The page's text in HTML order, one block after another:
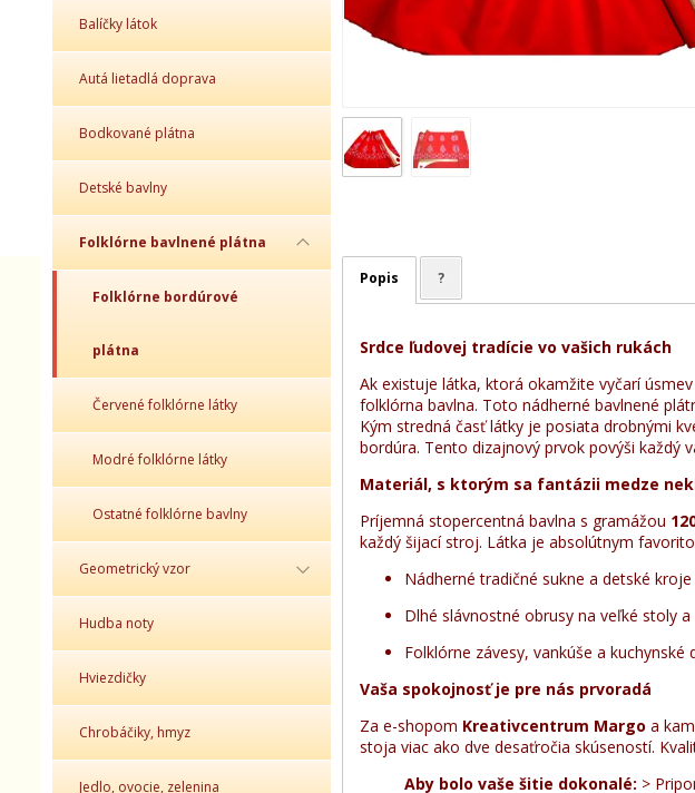
Balíčky látok
Autá lietadlá doprava
Bodkované plátna
Detské bavlny
Folklórne bavlnené plátna
Folklórne bordúrové
plátna
Červené folklórne látky
Modré folklórne látky
Ostatné folklórne bavlny
Geometrický vzor
Hudba noty
Hviezdičky
Chrobáčiky, hmyz
Jedlo, ovocie, zelenina
Popis ?
Srdce ľudovej tradície vo vašich rukách
Ak existuje látka, ktorá okamžite vyčarí
folklórna bavlna. Toto nádherné bavlnené
Kým stredná časť látky je posiata drobnými
bordúra. Tento dizajnový prvok povýši každý
Materiál, s ktorým sa fantázii medze
Príjemná stopercentná bavlna s gramážou
každý šijací stroj. Látka je absolútnym
Nádherné tradičné sukne a detské kroje
Dlhé slávnostné obrusy na veľké stoly a
Folklórne závesy, vankúše a kuchynské
Vaša spokojnosť je pre nás prvoradá
Za e-shopom Kreativcentrum Margo a
stoja viac ako dve desaťročia skúseností.
Aby bolo vaše šitie dokonalé: >